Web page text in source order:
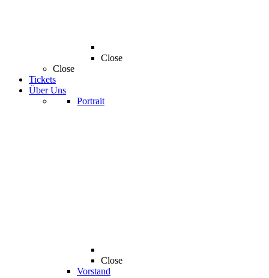
Close
Close
Tickets
Über Uns
Portrait
Close
Vorstand